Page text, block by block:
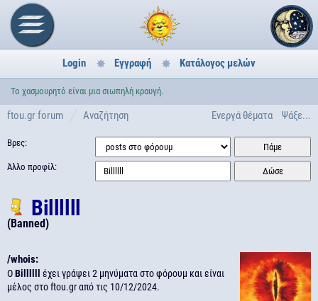
Login Εγγραφή Κατάλογος μελών
Το χασμουρητό είναι μια σιωπηλή κραυγή.
Ενεργά θέματα Ψάξε...
ftou.gr forum Αναζήτηση
Billllll
(Banned)
Βρες:
Άλλο προφίλ:
/whois:
ΟBillllll
έχει γράψει 2 μηνύματα στο φόρουμ και είναι
μέλος στο ftou.gr από τις 10/12/2024.